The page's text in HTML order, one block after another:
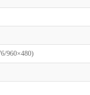
960×480)